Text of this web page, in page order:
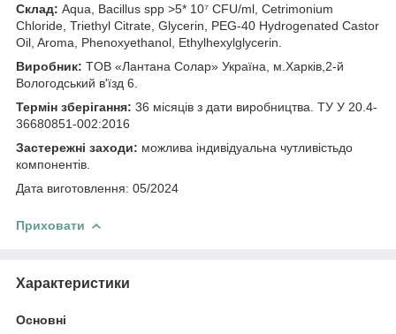
Склад: Aqua, Bacillus spp >5* 10⁷ CFU/ml, Cetrimonium
Chloride, Triethyl Citrate, Glycerin, PEG-40 Hydrogenated Castor
Oil, Aroma, Phenoxyethanol, Ethylhexylglycerin.
Виробник: TOB «Лантана Солар» Україна, м.Харків,2-й
Вологодський в'їзд 6.
Термін зберігання: 36 місяців з дати виробництва. ТУ У 20.4-
36680851-002:2016
Застережні заходи: можлива індивідуальна чутливістьдо
компонентів.
Дата виготовлення: 05/2024
Приховати
Характеристики
Основні